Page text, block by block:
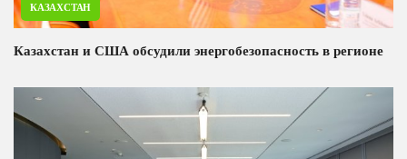
КАЗАХСТАН
Казахстан и США обсудили энергобезопасность в регионе